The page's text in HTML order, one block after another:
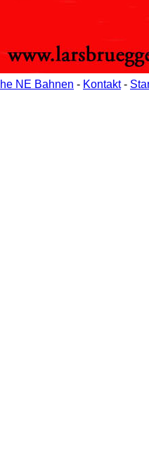
NE Bahnen - Kontakt-